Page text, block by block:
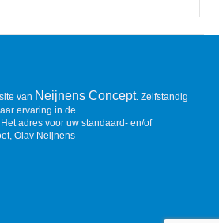
van Neijnens Concept. Zelfstandig
ervaring in de
adres voor uw standaard- en/of
Olav Neijnens